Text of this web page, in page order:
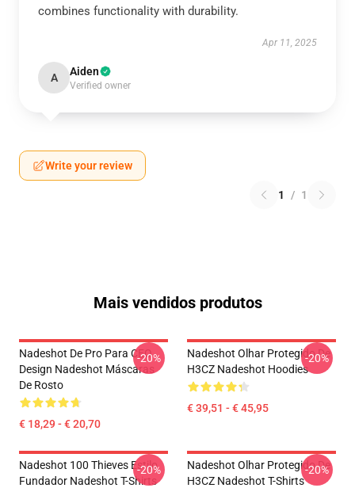
combines functionality with durability.
Apr 11, 2025
A Aiden
Verified owner
Write your review
1 / 1
Mais vendidos produtos
Nadeshot De Pro Para CEO
Design Nadeshot Máscaras
De Rosto
€ 18,29 - € 20,70
-20%
Nadeshot Olhar Protegido De
H3CZ Nadeshot Hoodies
€ 39,51 - € 45,95
-20%
Nadeshot 100 Thieves Estilo
Fundador Nadeshot T-Shirts
-20%
Nadeshot Olhar Protegido De
H3CZ Nadeshot T-Shirts
-20%